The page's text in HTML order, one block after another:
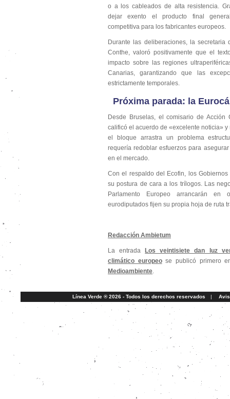
o a los cableados de alta resistencia.
dejar exento el producto final
competitiva para los fabricantes europeos.
Durante las deliberaciones, la secretaria
Conthe, valoró positivamente que el
impacto sobre las regiones
Canarias, garantizando que las
estrictamente temporales.
Próxima parada: la
Desde Bruselas, el comisario de Acción
calificó el acuerdo de «excelente noticia»
el bloque arrastra un problema
requería redoblar esfuerzos para
en el mercado.
Con el respaldo del Ecofin, los
su postura de cara a los trílogos. Las
Parlamento Europeo arrancarán
eurodiputados fijen su propia hoja de ruta
Redacción Ambietum
La entrada
Los veintisiete dan luz
climático europeose publicó primero
Medioambiente.
Línea Verde ® 2026 - Todos los derechos reservados |